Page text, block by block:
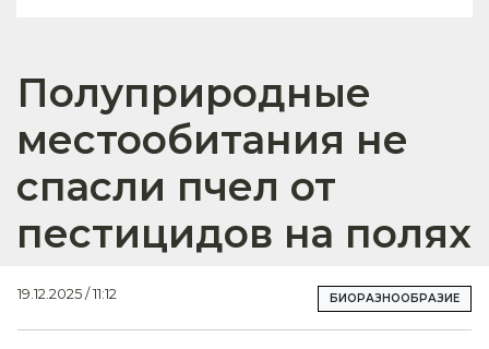
Полуприродные
местообитания не
спасли пчел от
пестицидов на полях
19.12.2025 / 11:12 БИОРАЗНООБРАЗИЕ